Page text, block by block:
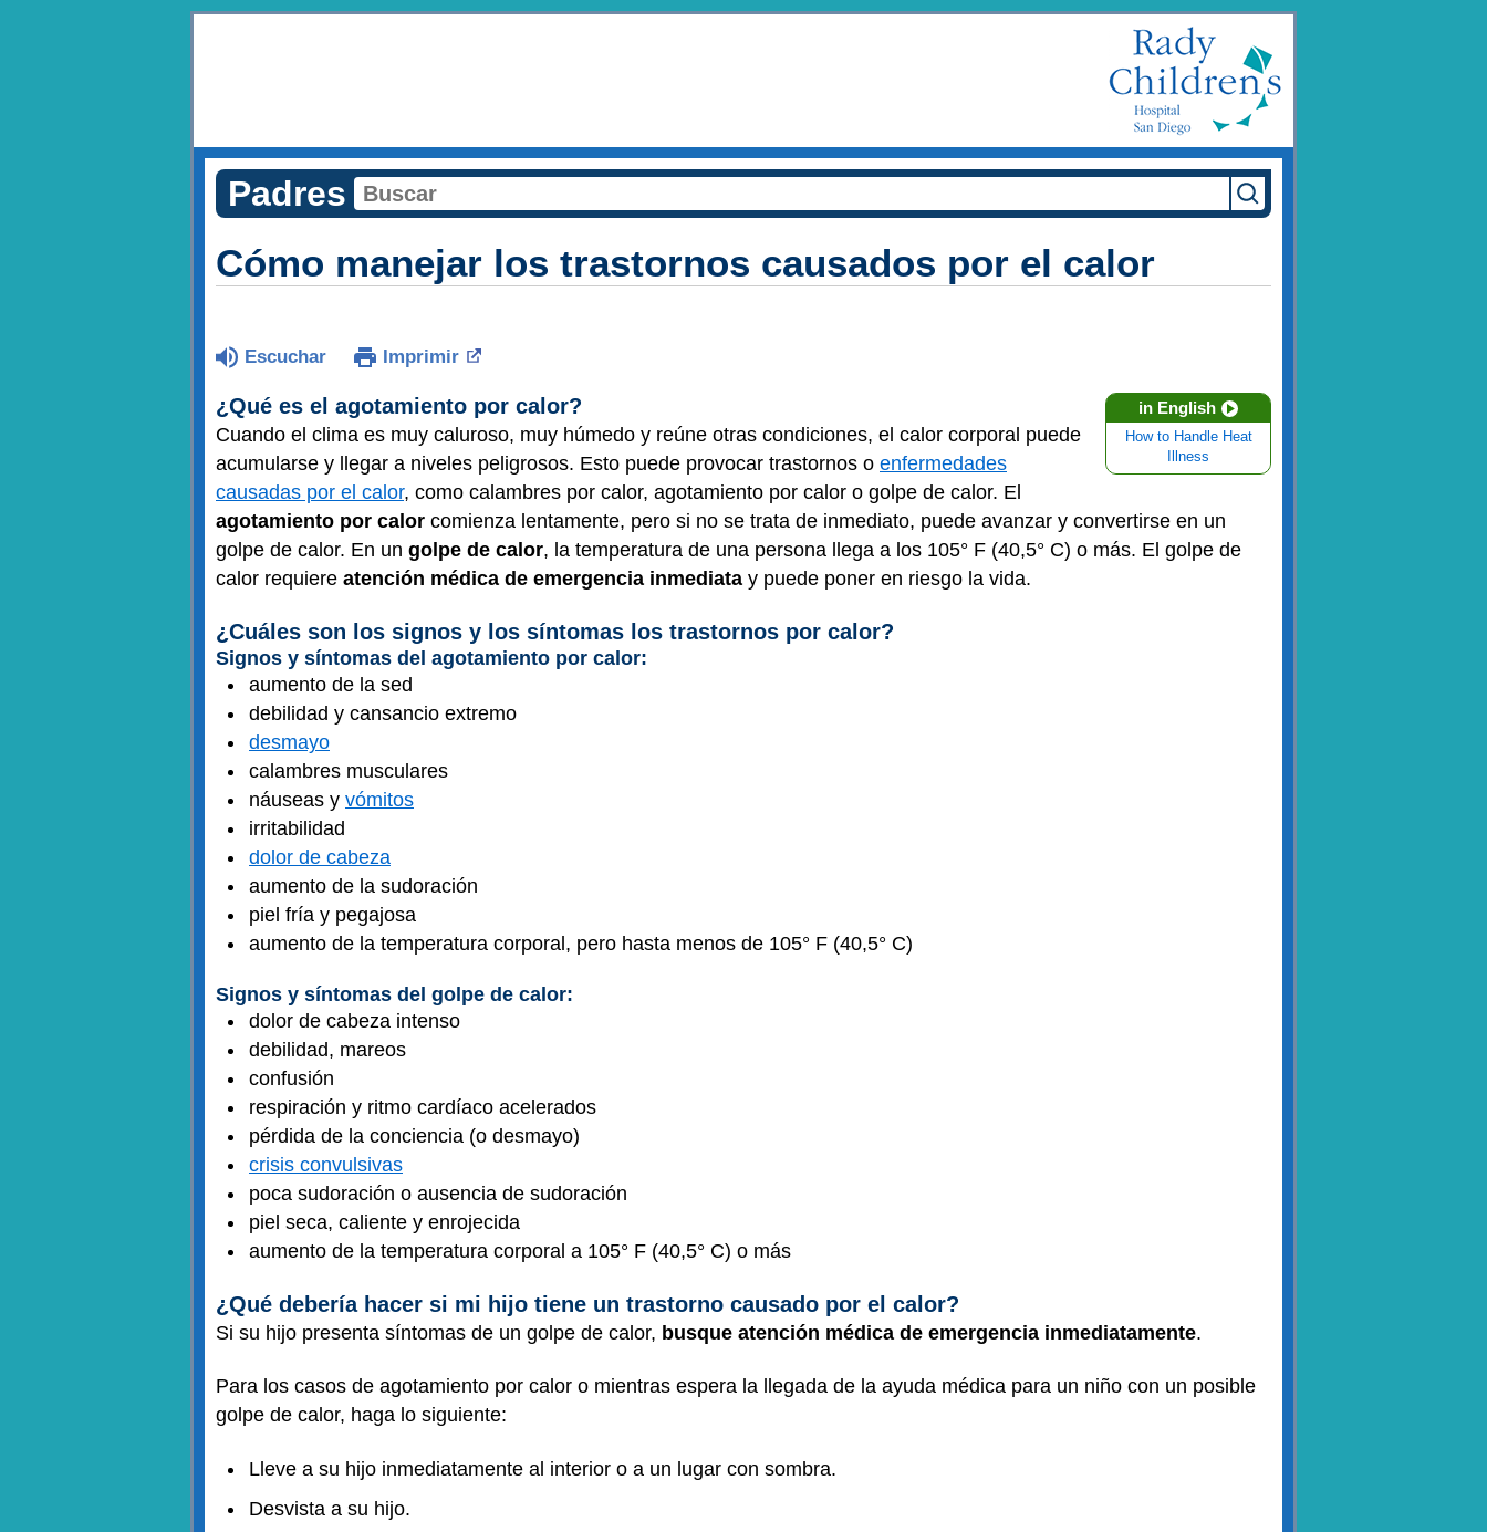
Padres
Cómo manejar los trastornos causados por el calor
Escuchar Imprimir
in English
How to Handle Heat
Illness
¿Qué es el agotamiento por calor?
Cuando el clima es muy caluroso, muy húmedo y reúne otras condiciones, el calor corporal puede
acumularse y llegar a niveles peligrosos. Esto puede provocar trastornos o enfermedades
causadas por el calor, como calambres por calor, agotamiento por calor o golpe de calor. El
agotamiento por calor comienza lentamente, pero si no se trata de inmediato, puede avanzar y convertirse en un
golpe de calor. En un golpe de calor, la temperatura de una persona llega a los 105° F (40,5° C) o más. El golpe de
calor requiere atención médica de emergencia inmediata y puede poner en riesgo la vida.
¿Cuáles son los signos y los síntomas los trastornos por calor?
Signos y síntomas del agotamiento por calor:
aumento de la sed
debilidad y cansancio extremo
desmayo
calambres musculares
náuseas y vómitos
irritabilidad
dolor de cabeza
aumento de la sudoración
piel fría y pegajosa
aumento de la temperatura corporal, pero hasta menos de 105° F (40,5° C)
Signos y síntomas del golpe de calor:
dolor de cabeza intenso
debilidad, mareos
confusión
respiración y ritmo cardíaco acelerados
pérdida de la conciencia (o desmayo)
crisis convulsivas
poca sudoración o ausencia de sudoración
piel seca, caliente y enrojecida
aumento de la temperatura corporal a 105° F (40,5° C) o más
¿Qué debería hacer si mi hijo tiene un trastorno causado por el calor?
Si su hijo presenta síntomas de un golpe de calor, busque atención médica de emergencia inmediatamente.
Para los casos de agotamiento por calor o mientras espera la llegada de la ayuda médica para un niño con un posible
golpe de calor, haga lo siguiente:
Lleve a su hijo inmediatamente al interior o a un lugar con sombra.
Desvista a su hijo.